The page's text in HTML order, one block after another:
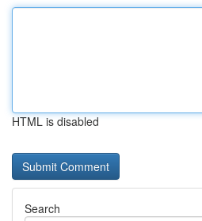
HTML is disabled
Search